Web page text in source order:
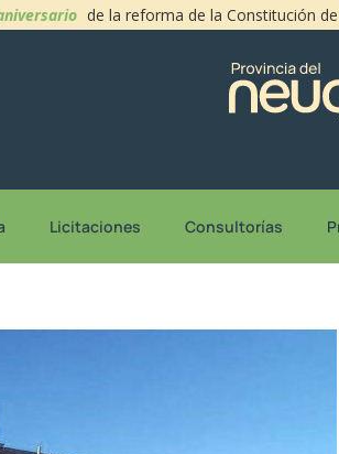
de la reforma de la Constitución
Licitaciones Consultorías